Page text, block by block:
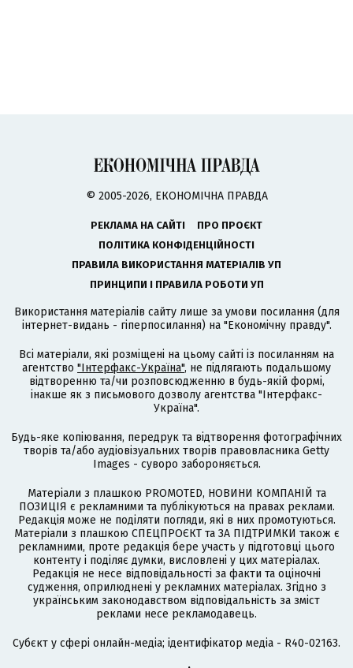
© 2005-2026, ЕКОНОМІЧНА ПРАВДА
РЕКЛАМА НА САЙТІ
ПРО ПРОЄКТ
ПОЛІТИКА КОНФІДЕНЦІЙНОСТІ
ПРАВИЛА ВИКОРИСТАННЯ МАТЕРІАЛІВ УП
ПРИНЦИПИ І ПРАВИЛА РОБОТИ УП
Використання матеріалів сайту лише за умови посилання (для
інтернет-видань - гіперпосилання) на "Економічну правду".
Всі матеріали, які розміщені на цьому сайті із посиланням на
агентство "Інтерфакс-Україна", не підлягають подальшому
відтворенню та/чи розповсюдженню в будь-якій формі,
інакше як з письмового дозволу агентства "Інтерфакс-
Україна".
Будь-яке копіювання, передрук та відтворення фотографічних
творів та/або аудіовізуальних творів правовласника Getty
Images - суворо забороняється.
Матеріали з плашкою PROMOTED, НОВИНИ КОМПАНІЙ та
ПОЗИЦІЯ є рекламними та публікуються на правах реклами.
Редакція може не поділяти погляди, які в них промотуються.
Матеріали з плашкою СПЕЦПРОЄКТ та ЗА ПІДТРИМКИ також є
рекламними, проте редакція бере участь у підготовці цього
контенту і поділяє думки, висловлені у цих матеріалах.
Редакція не несе відповідальності за факти та оціночні
судження, оприлюднені у рекламних матеріалах. Згідно з
українським законодавством відповідальність за зміст
реклами несе рекламодавець.
Cубєкт у сфері онлайн-медіа; ідентифікатор медіа - R40-02163.